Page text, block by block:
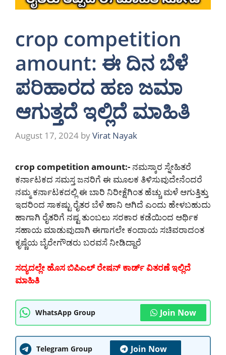
crop competition
amount: ಈ ದಿನ ಬೆಳೆ
ಪರಿಹಾರದ ಹಣ ಜಮಾ
ಆಗುತ್ತದೆ ಇಲ್ಲಿದೆ ಮಾಹಿತಿ
August 17, 2024 byVirat Nayak
crop competition amount:- ನಮಸ್ಕಾರ ಸ್ನೇಹಿತರೆ
ಕರ್ನಾಟಕದ ಸಮಸ್ತ ಜನರಿಗೆ ಈ ಮೂಲಕ ತಿಳಿಸುವುದೇನೆಂದರೆ
ನಮ್ಮ ಕರ್ನಾಟಕದಲ್ಲಿ ಈ ಬಾರಿ ನಿರೀಕ್ಷೆಗಿಂತ ಹೆಚ್ಚು ಮಳೆ ಆಗುತ್ತಿತ್ತು
ಇದರಿಂದ ಸಾಕಷ್ಟು ರೈತರ ಬೆಳೆ ಹಾನಿ ಆಗಿದೆ ಎಂದು ಹೇಳಬಹುದು
ಹಾಗಾಗಿ ರೈತರಿಗೆ ನಷ್ಟ ತುಂಬಲು ಸರಕಾರ ಕಡೆಯಿಂದ ಆರ್ಥಿಕ
ಸಹಾಯ ಮಾಡುವುದಾಗಿ ಈಗಾಗಲೇ ಕಂದಾಯ ಸಚಿವರಾದಂತ
ಕೃಷ್ಣೆಯ ಬೈರೇಗೌಡರು ಬರವಸೆ ನೀಡಿದ್ದಾರೆ
ಸದ್ಯದಲ್ಲೇ ಹೊಸ ಬಿಪಿಎಲ್ ರೇಷನ್ ಕಾರ್ಡ್ ವಿತರಣೆ ಇಲ್ಲಿದೆ
ಮಾಹಿತಿ
WhatsApp Group Join Now
Telegram Group Join Now